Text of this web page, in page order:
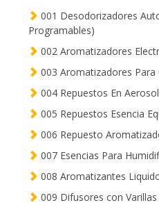
001 Desodorizadores
Programables)
002 Aromatizadores
003 Aromatizadores Para
004 Repuestos En
005 Repuestos Esencia
006 Repuesto
007 Esencias Para
008 Aromatizantes
009 Difusores con